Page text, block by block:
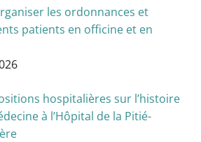
les ordonnances et
patients en officine et en
hospitalières sur l’histoire
à l’Hôpital de la Pitié-